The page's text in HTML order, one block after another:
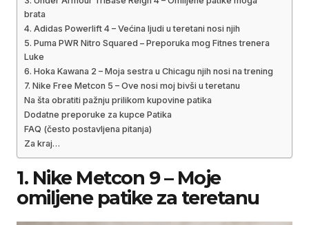
brata
4. Adidas Powerlift 4 – Većina ljudi u teretani nosi njih
5. Puma PWR Nitro Squared – Preporuka mog Fitnes trenera
Luke
6. Hoka Kawana 2 – Moja sestra u Chicagu njih nosi na trening
7. Nike Free Metcon 5 – Ove nosi moj bivši u teretanu
Na šta obratiti pažnju prilikom kupovine patika
Dodatne preporuke za kupce Patika
FAQ (često postavljena pitanja)
Za kraj…
1. Nike Metcon 9 – Moje
omiljene patike za teretanu